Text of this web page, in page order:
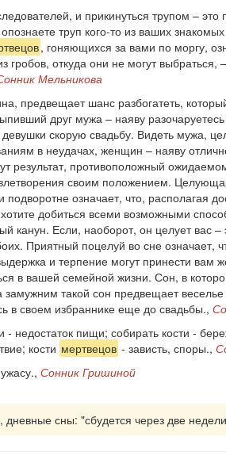
и прикинуться трупом –
труп кого-то из ваших
, гоняющихся за вами по моргу,
откуда они не могут выбраться,
Мельникова
предвещает шанс разбогатеть,
друг мужа – наяву
скорую свадьбу. Видеть мужа,
в неудачах, женщин – наяву
результат, противоположный
своим положением.
означает, что, располагая
добиться всеми возможными
канун. Если, наоборот, он целует вас –
Приятный поцелуй во сне означает,
и терпение могут принести вам
в вашей семейной жизни. Сон, в
такой сон предвещает
в своем избраннике еще до свадьбы.,
недостаток пищи; собирать кости -
кости мертвецов - зависть, споры.,
Сонник Гришиной
сны: "сбудется через две